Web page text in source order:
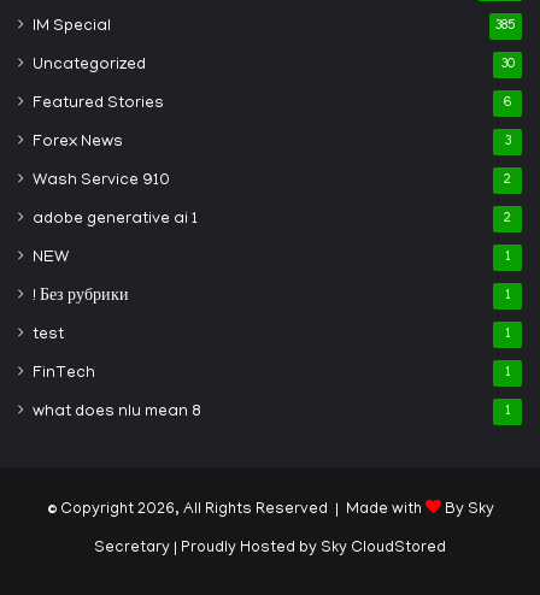
IM Special 385
Uncategorized 30
Featured Stories 6
Forex News 3
Wash Service 910 2
adobe generative ai 1 2
NEW 1
! Без рубрики 1
test 1
FinTech 1
what does nlu mean 8 1
© Copyright 2026, All Rights Reserved | Made with By Sky
Secretary | Proudly Hosted by Sky CloudStored